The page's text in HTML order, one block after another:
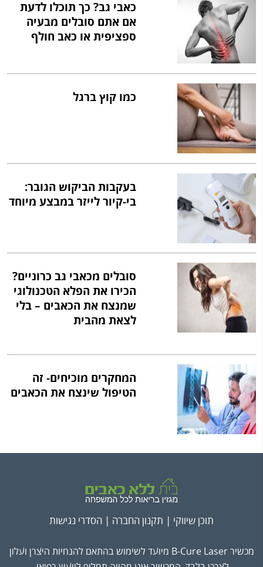
כאבי גב? כך תוכלו לדעת
אם אתם סובלים מבעיה
ספציפית או כאב חולף
כמו קוץ ברגל
בעקבות הביקוש הגובר:
בי-קיור לייזר במבצע מיוחד
סובלים מכאבי גב כרוניים?
הכירו את הפלא הטכנולוגי
שמנצח את הכאבים – בלי
לצאת מהבית
המחקרים מוכיחים- זה
הטיפול שינצח את הכאבים
תוכן שיווקי | תקנון החברה הסדרי נגישות
מכשיר B-Cure Laser מיועד לשימוש בהתאם להנחיות היצרן ועלון